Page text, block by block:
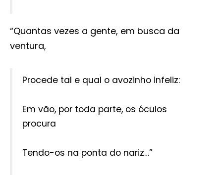
“Quantas vezes a gente, em busca da
ventura,
Procede tal e qual o avozinho infeliz:
Em vão, por toda parte, os óculos
procura
Tendo-os na ponta do nariz…”